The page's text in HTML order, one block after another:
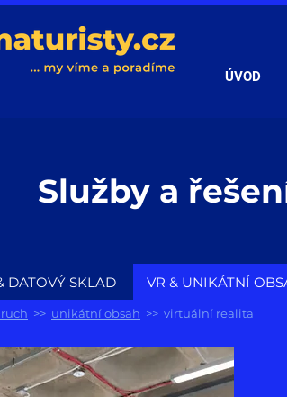
ÚVOD
Služby a
DATOVÝ SKLAD VR & UNIKÁTNÍ
>> unikátní obsah >> virtuální realita